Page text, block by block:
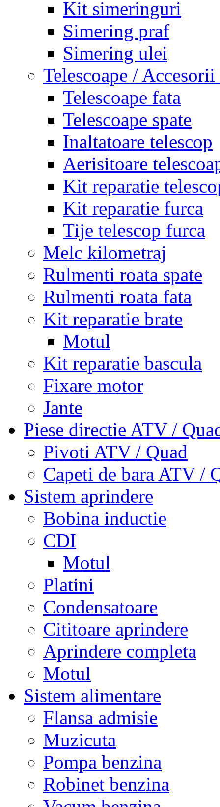
Kit simeringuri
Simering praf
Simering ulei
Telescoape / Accesorii
Telescoape fata
Telescoape spate
Inaltatoare telescop
Aerisitoare
Kit reparatie
Kit reparatie furca
Tije telescop furca
Melc kilometraj
Rulmenti roata spate
Rulmenti roata fata
Kit reparatie brate
Motul
Kit reparatie bascula
Fixare motor
Jante
Piese directie ATV /
Pivoti ATV / Quad
Capeti de bara ATV /
Sistem aprindere
Bobina inductie
CDI
Motul
Platini
Condensatoare
Cititoare aprindere
Aprindere completa
Motul
Sistem alimentare
Flansa admisie
Muzicuta
Pompa benzina
Robinet benzina